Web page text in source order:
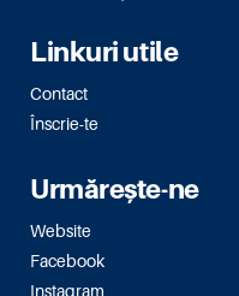
Linkuri utile
Contact
Înscrie-te
Urmărește-ne
Website
Facebook
Instagram